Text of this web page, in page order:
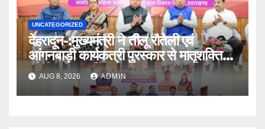
UNCATEGORIZED
देहरादून-:मुख्यमंत्री ने तीलू रौतेली एवं
आंगनबाड़ी कार्यकत्री पुरस्कार से मातृशक्ति
को किया सम्मानित
AUG 8, 2026 ADMIN